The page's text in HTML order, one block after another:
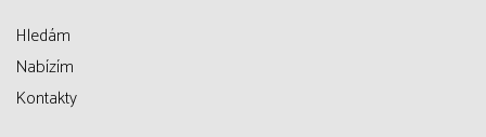
Hledám
Nabízím
Kontakty